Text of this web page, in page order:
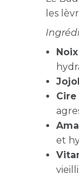
les
et